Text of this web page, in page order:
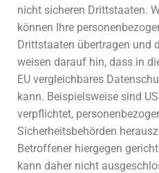
nicht sicheren Drittstaaten.
können Ihre
Drittstaaten übertragen und
weisen darauf hin, dass in
EU vergleichbares
kann. Beispielsweise sind
verpflichtet,
Sicherheitsbehörden
Betroffener hiergegen
kann daher nicht